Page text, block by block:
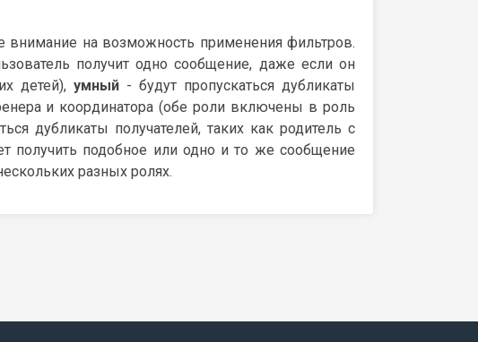
внимание на возможность применения фильтров.
получит одно сообщение, даже если он
детей), умный - будут пропускаться дубликаты
и координатора (обе роли включены в роль
дубликаты получателей, таких как родитель с
получить подобное или одно и то же сообщение
разных ролях.